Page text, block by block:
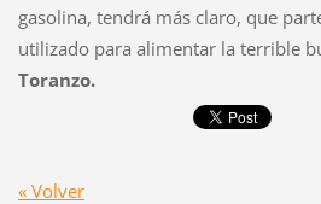
gasolina, tendrá más claro, que
utilizado para alimentar la terrible
Toranzo.
« Volver